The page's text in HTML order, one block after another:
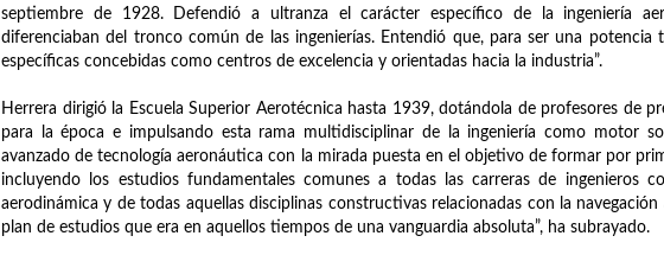
septiembre de 1928. Defendió a ultranza el carácter específico de la ingeniería
diferenciaban del tronco común de las ingenierías. Entendió que, para ser una potencia
específicas concebidas como centros de excelencia y orientadas hacia la industria”.
Herrera dirigió la Escuela Superior Aerotécnica hasta 1939, dotándola de profesores de
para la época e impulsando esta rama multidisciplinar de la ingeniería como motor
avanzado de tecnología aeronáutica con la mirada puesta en el objetivo de formar por
incluyendo los estudios fundamentales comunes a todas las carreras de ingenieros
aerodinámica y de todas aquellas disciplinas constructivas relacionadas con la
plan de estudios que era en aquellos tiempos de una vanguardia absoluta”, ha subrayado.